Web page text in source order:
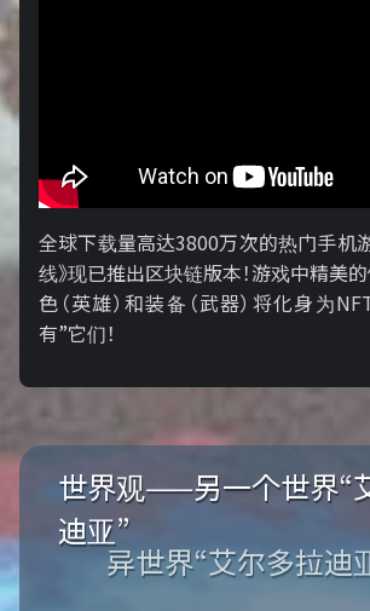
全球下载量高达3800万次的热门手机
线》现已推出区块链版本！游戏中精美
色（英雄）和装备（武器）将化身为
有”它们！
世界观——另一个世界“
迪亚”
异世界“艾尔多拉迪